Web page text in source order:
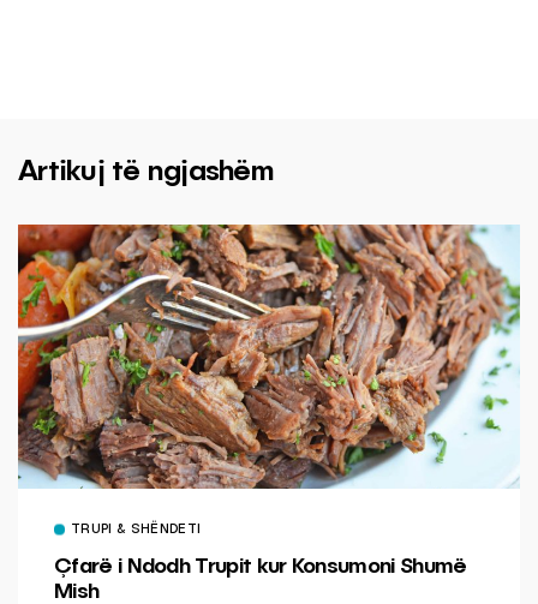
Artikuj të ngjashëm
TRUPI & SHËNDETI
Çfarë i Ndodh Trupit kur Konsumoni Shumë
Mish